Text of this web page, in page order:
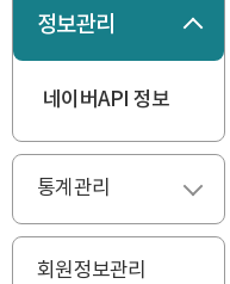
정보관리
네이버API 정보
통계관리
회원정보관리